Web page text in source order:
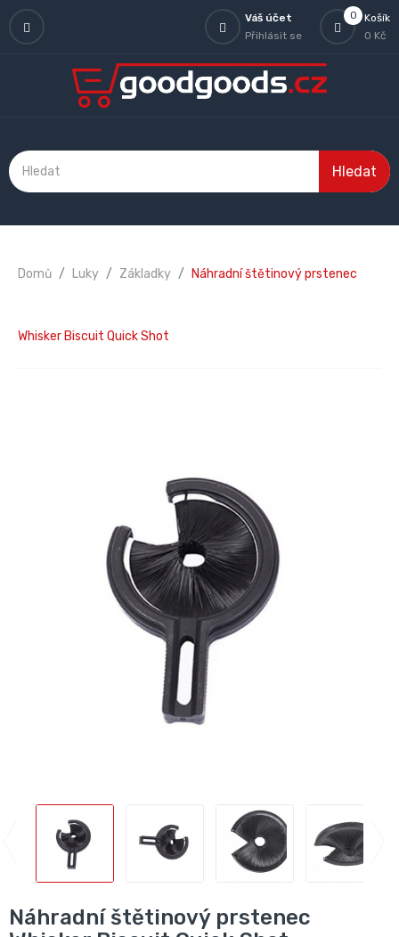
0
Košík
0 Kč
Váš účet
Přihlásit se
Hledat
Domů Luky Základky Náhradní štětinový prstenec
Whisker Biscuit Quick Shot
Náhradní štětinový prstenec